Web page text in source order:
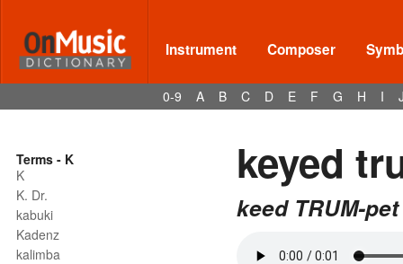
Instrument Composer
0-9 A B C D E F G H I
Terms - K
K
K. Dr.
kabuki
Kadenz
kalimba
keyed
keed TRUM-pet